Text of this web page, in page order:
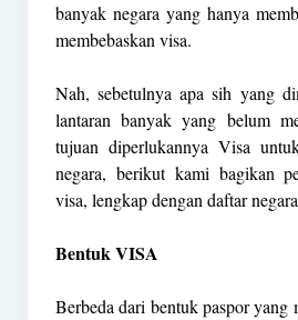
banyak negara yang hanya
membebaskan visa.
Nah, sebetulnya apa sih yang
lantaran banyak yang belum
tujuan diperlukannya Visa
negara, berikut kami bagikan
visa, lengkap dengan daftar
Bentuk VISA
Berbeda dari bentuk paspor yang